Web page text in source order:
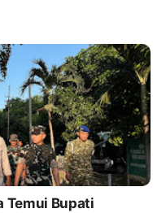
Temui Bupati